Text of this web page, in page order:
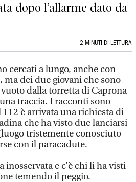
dopo l’allarme dato da
2 MINUTI DI LETTURA
cercati a lungo, anche con
dei due giovani che sono
dalla torretta di Caprona
traccia. I racconti sono
è arrivata una richiesta di
che ha visto due lanciarsi
tristemente conosciuto
con il paracadute.
inosservata e c’è chi li ha visti
temendo il peggio.